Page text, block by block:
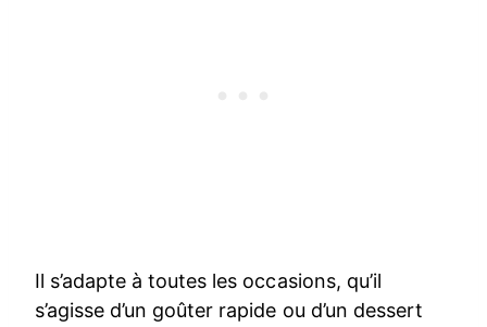
Il s’adapte à toutes les occasions, qu’il
s’agisse d’un goûter rapide ou d’un dessert